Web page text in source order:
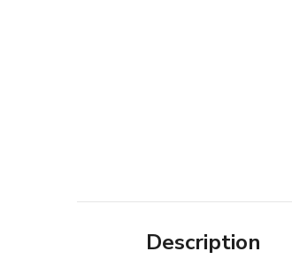
Description